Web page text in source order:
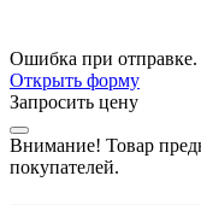
Ошибка при
Открыть форму
Запросить цену
Внимание! Товар
покупателей.